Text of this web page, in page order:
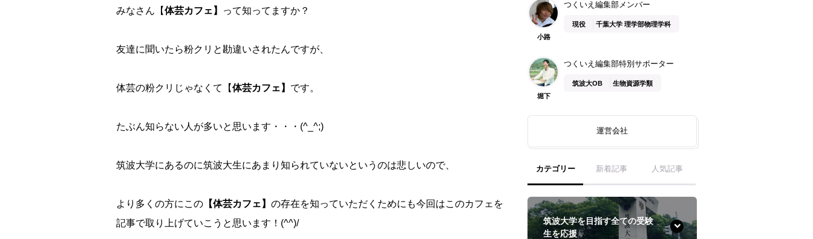
みなさん【体芸カフェ】 って知ってますか？
友達に聞いたら粉クリと勘違いされたんですが、
体芸の粉クリじゃなくて【体芸カフェ】 です。
たぶん知らない人が多いと思います・・・(^_^;)
筑波大学にあるのに筑波大生にあまり知られていないというのは悲しいので、
より多くの方にこの 【体芸カフェ】 の存在を知っていただくためにも今回はこのカフェを
記事で取り上げていこうと思います！(^^)/
小路
つくいえ編集部メンバー
現役 千葉大学 理学部物理学科
堀下
つくいえ編集部特別サポーター
筑波大OB 生物資源学類
運営会社
カテゴリー 新着記事 人気記事
筑波大学を目指す全ての受験
生を応援